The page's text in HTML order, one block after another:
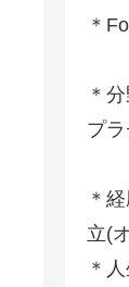
＊
＊
プ
＊
立(
＊